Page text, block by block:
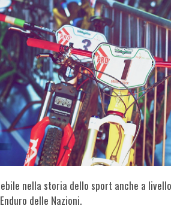
nella storia dello sport anche a
delle Nazioni.